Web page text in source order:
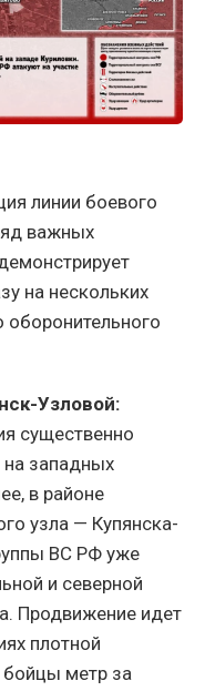
линии боевого
важных
на нескольких
оборонительного
Узловой:
существенно
на западных
в районе
узла — Купянска-
ВС РФ уже
и северной
Продвижение идет
плотной
бойцы метр за